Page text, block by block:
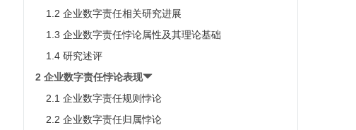
1.2 企业数字责任相关研究进展
1.3 企业数字责任悖论属性及其理论基础
1.4 研究述评
2 企业数字责任悖论表现
2.1 企业数字责任规则悖论
2.2 企业数字责任归属悖论